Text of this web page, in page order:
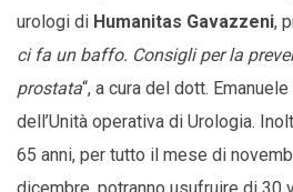
urologi di Humanitas Gavazzeni,
ci fa un baffo. Consigli per la
prostata“, a cura del dott.
dell’Unità operativa di Urologia.
65 anni, per tutto il mese di
dicembre, potranno usufruire di 30